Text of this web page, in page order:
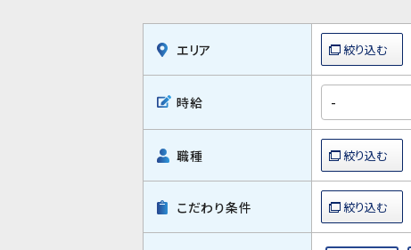
エリア
時給
職種
こだわり条件